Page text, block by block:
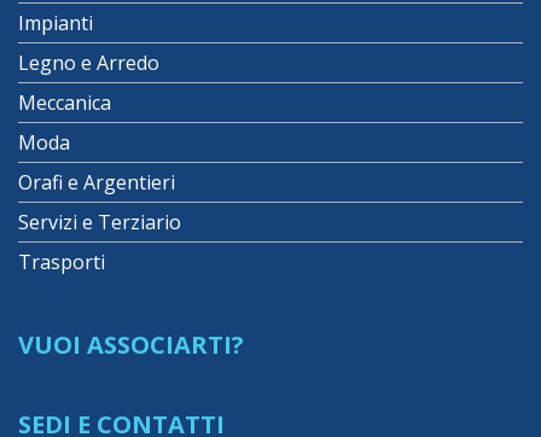
Impianti
Legno e Arredo
Meccanica
Moda
Orafi e Argentieri
Servizi e Terziario
Trasporti
VUOI ASSOCIARTI?
SEDI E CONTATTI